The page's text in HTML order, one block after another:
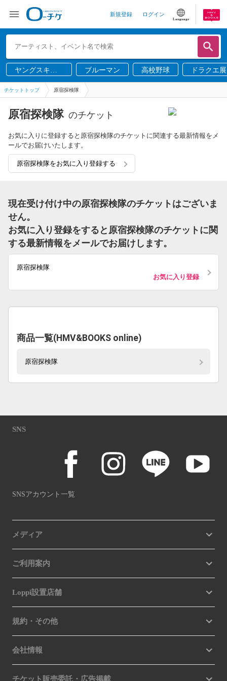
新規登録 ログイン
Language
ヤングスキニ
ー
ブルーマン 高校野球 ドラクエ展
チケットトップ 原宿探検隊
原宿探検隊 のチケット
お気に入りに登録すると原宿探検隊のチケットに関連する最新情報をメ
ールでお届けいたします。
原宿探検隊をお気に入り登録する
現在受け付け中の原宿探検隊のチケットはございま
せん。
お気に入り登録をすると原宿探検隊のチケットに関
する最新情報をメールでお届けします。
原宿探検隊
お気に入り登録
商品一覧(HMV&BOOKS online)
原宿探検隊
SNS
SNSアカウント一覧
メディア
ご利用案内
Loppi設置店舗
規約・その他
会社情報
チケット販売委託・広告掲載